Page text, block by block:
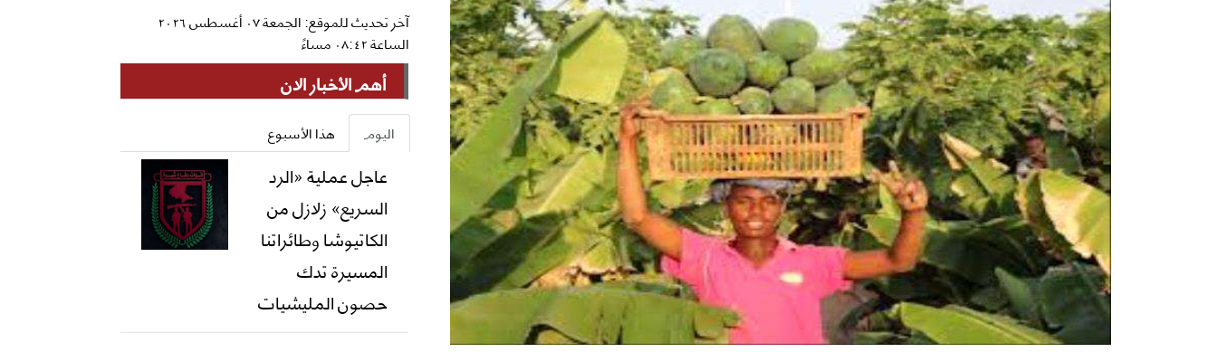
آخر تحديث للموقع: الجمعة ٠٧ أغسطس ٢٠٢٦
الساعة ٠٨:٤٢ مساءً
أهم الأخبار الان
اليوم هذا الأسبوع
عاجل عملية «الرد
السريع» زلازل من
الكاتيوشا وطائراتنا
المسيرة تدك
حصون المليشيات